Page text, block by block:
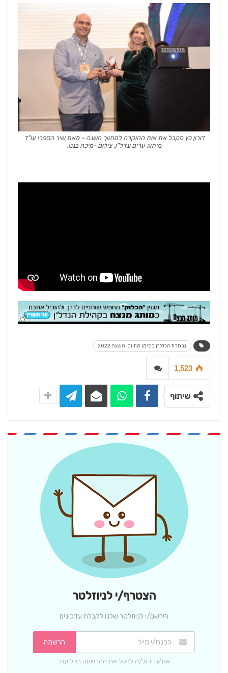
דורון כץ מקבל את אות ההוקרה למתווך השנה – מאת שיר הספרי עו"ד
מיתוג ערים ונדל"ן. צילום -מיכה בננו.
נבחרת הנדל"ן בסימן מתווכי השנה 2022
1,523
שיתוף
הצטרף/י לניוזלטר
הירשם/י לניוזלטר שלנו לקבלת עדכונים
הרשמה
את/ה יכול/ה לבטל את ההרשמה בכל עת.